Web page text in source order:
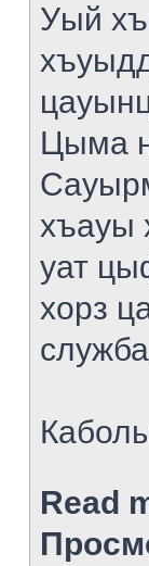
Уый
Цыма
хъауы
уат
хорз
Read